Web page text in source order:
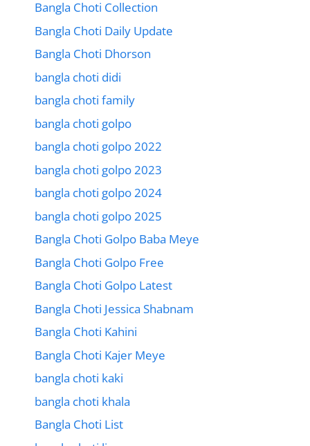
Bangla Choti Collection
Bangla Choti Daily Update
Bangla Choti Dhorson
bangla choti didi
bangla choti family
bangla choti golpo
bangla choti golpo 2022
bangla choti golpo 2023
bangla choti golpo 2024
bangla choti golpo 2025
Bangla Choti Golpo Baba Meye
Bangla Choti Golpo Free
Bangla Choti Golpo Latest
Bangla Choti Jessica Shabnam
Bangla Choti Kahini
Bangla Choti Kajer Meye
bangla choti kaki
bangla choti khala
Bangla Choti List